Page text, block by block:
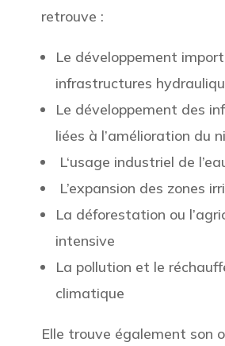
retrouve :
Le développement
infrastructures
Le développement des
liées à l’amélioration du
L‘usage industriel de
L’expansion des zones
La déforestation ou
intensive
La pollution et le
climatique
Elle trouve également son